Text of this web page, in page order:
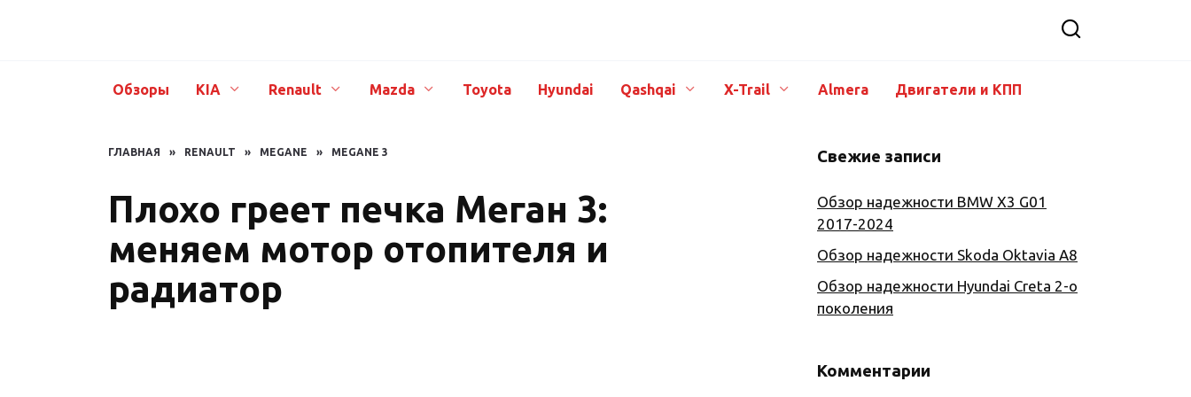
Обзоры KIA Renault Mazda Toyota Hyundai Qashqai X-Trail Almera Двигатели и КПП
ГЛАВНАЯ » RENAULT » MEGANE » MEGANE 3
Плохо греет печка Меган 3:
меняем мотор отопителя и
радиатор
Свежие записи
Обзор надежности BMW X3 G01
2017-2024
Обзор надежности Skoda Oktavia A8
Обзор надежности Hyundai Creta 2-о
поколения
Комментарии